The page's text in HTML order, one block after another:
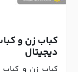
کباب زن و
دیجیتال
کباب زن و کباب